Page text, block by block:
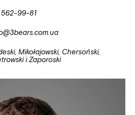
99-81
Mikołajowski, Chersoński,
i Zaporoski